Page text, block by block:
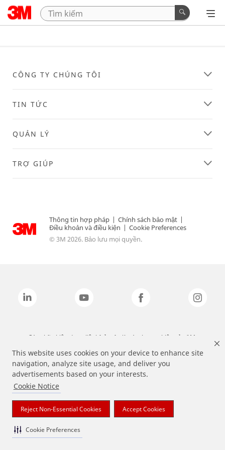
This website uses cookies on your device to enhance site
navigation, analyze site usage, and deliver you
advertisements based on your interests.
Cookie Notice
Reject Non-Essential Cookies Accept Cookies
Cookie Preferences
CÔNG TY CHÚNG TÔI
TIN TỨC
QUẢN LÝ
TRỢ GIÚP
Thông tin hợp pháp | Chính sách bảo mật |
Điều khoản và điều kiện | Cookie Preferences
© 3M 2026. Bảo lưu mọi quyền.
Các nhãn hiệu được liệt kê ở trên là các thương hiệu của 3M.